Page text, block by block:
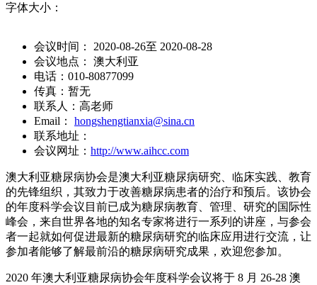
字体大小：
会议时间： 2020-08-26至 2020-08-28
会议地点： 澳大利亚
电话：010-80877099
传真：暂无
联系人：高老师
Email： hongshengtianxia@sina.cn
联系地址：
会议网址： http://www.aihcc.com
澳大利亚糖尿病协会是澳大利亚糖尿病研究、临床实践、教育
的先锋组织，其致力于改善糖尿病患者的治疗和预后。该协会
的年度科学会议目前已成为糖尿病教育、管理、研究的国际性
峰会，来自世界各地的知名专家将进行一系列的讲座，与参会
者一起就如何促进最新的糖尿病研究的临床应用进行交流，让
参加者能够了解最前沿的糖尿病研究成果，欢迎您参加。
2020 年澳大利亚糖尿病协会年度科学会议将于 8 月 26-28 澳